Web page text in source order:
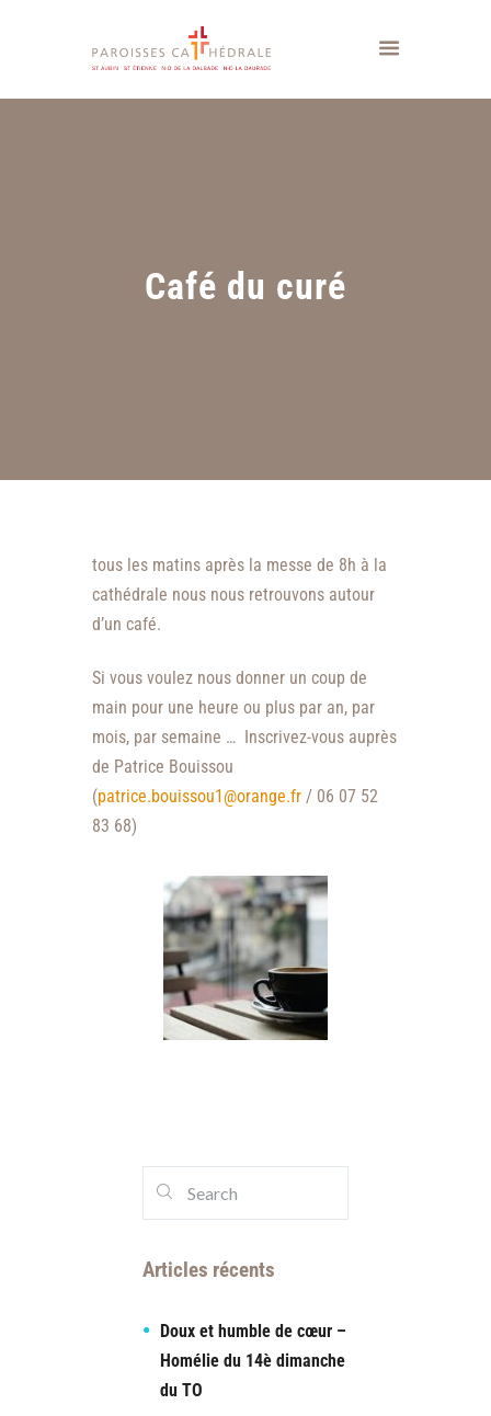
Café du curé
tous les matins après la messe de 8h à la
cathédrale nous nous retrouvons autour
d’un café.
Si vous voulez nous donner un coup de
main pour une heure ou plus par an, par
mois, par semaine … Inscrivez-vous auprès
de Patrice Bouissou
(patrice.bouissou1@orange.fr / 06 07 52
83 68)
Articles récents
Doux et humble de cœur –
Homélie du 14è dimanche
du TO